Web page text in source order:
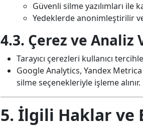
Güvenli silme yazılımları ile
Yedeklerde anonimleştirilir
4.3. Çerez ve Analiz
Tarayıcı çerezleri kullanıcı
Google Analytics, Yandex
silme seçenekleriyle işleme alınır.
5. İlgili Haklar ve